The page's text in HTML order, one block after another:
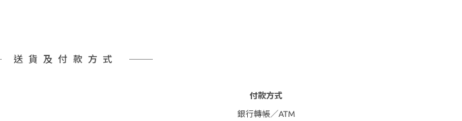
送貨及付款方式
付款方式
銀行轉帳／ATM